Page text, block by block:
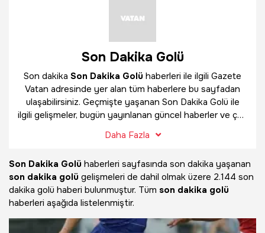
Son Dakika Golü
Son dakika Son Dakika Golü haberleri ile ilgili Gazete
Vatan adresinde yer alan tüm haberlere bu sayfadan
ulaşabilirsiniz. Geçmişte yaşanan Son Dakika Golü ile
ilgili gelişmeler, bugün yayınlanan güncel haberler ve çok
bulabilirsiniz.
Daha Fazla
Son Dakika Golü haberleri sayfasında son dakika yaşanan
son dakika golü gelişmeleri de dahil olmak üzere 2.144 son
dakika golü haberi bulunmuştur. Tüm son dakika golü
haberleri aşağıda listelenmiştir.